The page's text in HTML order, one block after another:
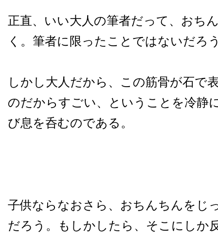
正直、いい大人の筆者だって、おち
く。筆者に限ったことではないだろ
しかし大人だから、この筋骨が石で
のだからすごい、ということを冷静
び息を呑むのである。
子供ならなおさら、おちんちんをじ
だろう。もしかしたら、そこにしか